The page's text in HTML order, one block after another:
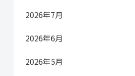
2026年7月
2026年6月
2026年5月